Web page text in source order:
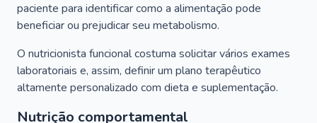
paciente para identificar como a alimentação pode
beneficiar ou prejudicar seu metabolismo.
O nutricionista funcional costuma solicitar vários exames
laboratoriais e, assim, definir um plano terapêutico
altamente personalizado com dieta e suplementação.
Nutrição comportamental